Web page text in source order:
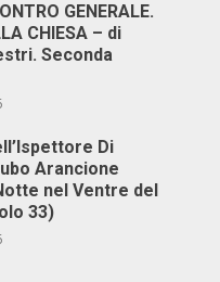
GENERALE.
CHIESA – di
Seconda
Di
Arancione
nel Ventre del
33)